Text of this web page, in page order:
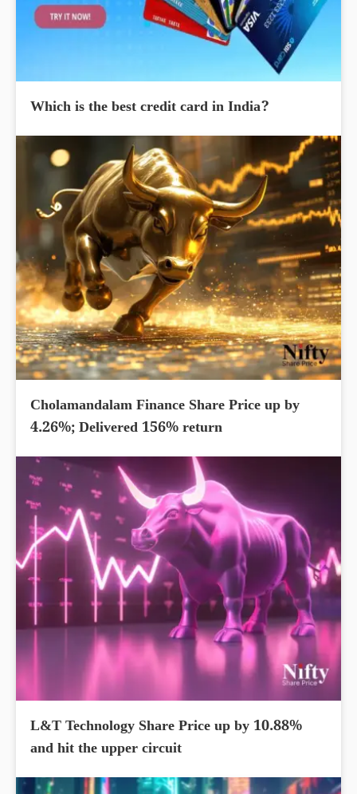
Which is the best credit card in India?
Cholamandalam Finance Share Price up by
4.26%; Delivered 156% return
L&T Technology Share Price up by 10.88%
and hit the upper circuit